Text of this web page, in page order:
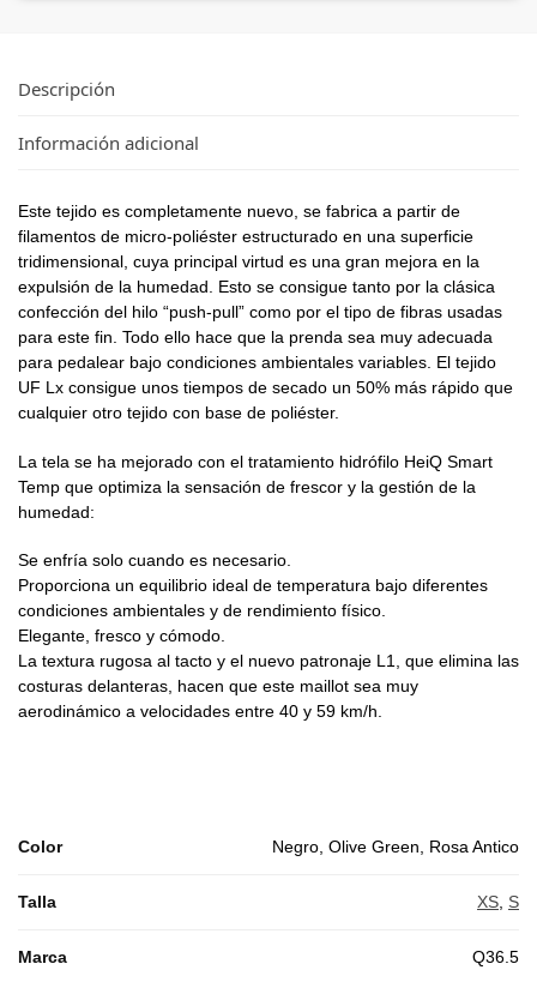
Descripción
Información adicional
Este tejido es completamente nuevo, se fabrica a partir de
filamentos de micro-poliéster estructurado en una superficie
tridimensional, cuya principal virtud es una gran mejora en la
expulsión de la humedad. Esto se consigue tanto por la clásica
confección del hilo “push-pull” como por el tipo de fibras usadas
para este fin. Todo ello hace que la prenda sea muy adecuada
para pedalear bajo condiciones ambientales variables. El tejido
UF Lx consigue unos tiempos de secado un 50% más rápido que
cualquier otro tejido con base de poliéster.
La tela se ha mejorado con el tratamiento hidrófilo HeiQ Smart
Temp que optimiza la sensación de frescor y la gestión de la
humedad:
Se enfría solo cuando es necesario.
Proporciona un equilibrio ideal de temperatura bajo diferentes
condiciones ambientales y de rendimiento físico.
Elegante, fresco y cómodo.
La textura rugosa al tacto y el nuevo patronaje L1, que elimina las
costuras delanteras, hacen que este maillot sea muy
aerodinámico a velocidades entre 40 y 59 km/h.
Color Negro, Olive Green, Rosa Antico
Talla XS S
Marca Q36.5